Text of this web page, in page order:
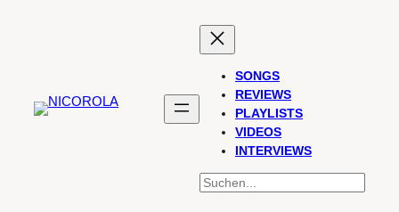
SONGS
REVIEWS
PLAYLISTS
VIDEOS
INTERVIEWS
SUCHEN